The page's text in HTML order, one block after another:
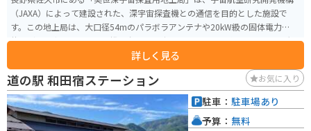
（JAXA）によって建設された、深宇宙探査機との通信を目的とした施設で
す。この地上局は、大口径54mのパラボラアンテナや20kW級の固体電力増幅
装置（SSPA）、2つの受信機を含む最先端のシステムで構成されており、大
容量のデータ受信や深宇宙探査機の高精度追尾が可能です。 美笹深宇宙探査
用地上局自体では通常見学を受け付けておらず、公開施設はありません。し
かし、期間限定で一般公開されることがあるので、気になる方は公式サイト
を確認してください。同じくJAXAが運営する臼田宇宙空間観測所には見学施
設がありますので、宇宙に関心のある方はそちらを訪れることをオススメし
ます。 また、冬季（11月下旬から6月上旬）は蓼科スカイラインが通行止め
詳しく見る
道の駅 和田宿ステーション お気に入り
駐車： 駐車場あり
予算： 無料